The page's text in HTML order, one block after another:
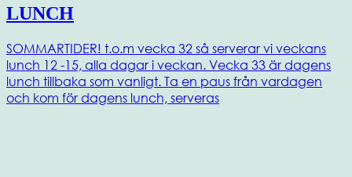
LUNCH
SOMMARTIDER! t.o.m vecka 32 så serverar vi veckans
lunch 12 -15, alla dagar i veckan. Vecka 33 är dagens
lunch tillbaka som vanligt. Ta en paus från vardagen
och kom för dagens lunch, serveras